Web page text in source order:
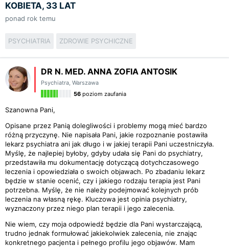
KOBIETA, 33 LAT
ponad rok temu
PSYCHIATRIA ZDROWIE PSYCHICZNE
DR N. MED. ANNA ZOFIA ANTOSIK
Psychiatra, Warszawa
56 poziom zaufania
Szanowna Pani,
Opisane przez Panią dolegliwości i problemy mogą mieć bardzo
różną przyczynę. Nie napisała Pani, jakie rozpoznanie postawiła
lekarz psychiatra ani jak długo i w jakiej terapii Pani uczestniczyła.
Myślę, że najlepiej byłoby, gdyby udała się Pani do psychiatry,
przedstawiła mu dokumentację dotyczącą dotychczasowego
leczenia i opowiedziała o swoich objawach. Po zbadaniu lekarz
będzie w stanie ocenić, czy i jakiego rodzaju terapia jest Pani
potrzebna. Myślę, że nie należy podejmować kolejnych prób
leczenia na własną rękę. Kluczowa jest opinia psychiatry,
wyznaczony przez niego plan terapii i jego zalecenia.
Nie wiem, czy moja odpowiedź będzie dla Pani wystarczającą,
trudno jednak formułować jakiekolwiek zalecenia, nie znając
konkretnego pacjenta i pełnego profilu jego objawów. Mam